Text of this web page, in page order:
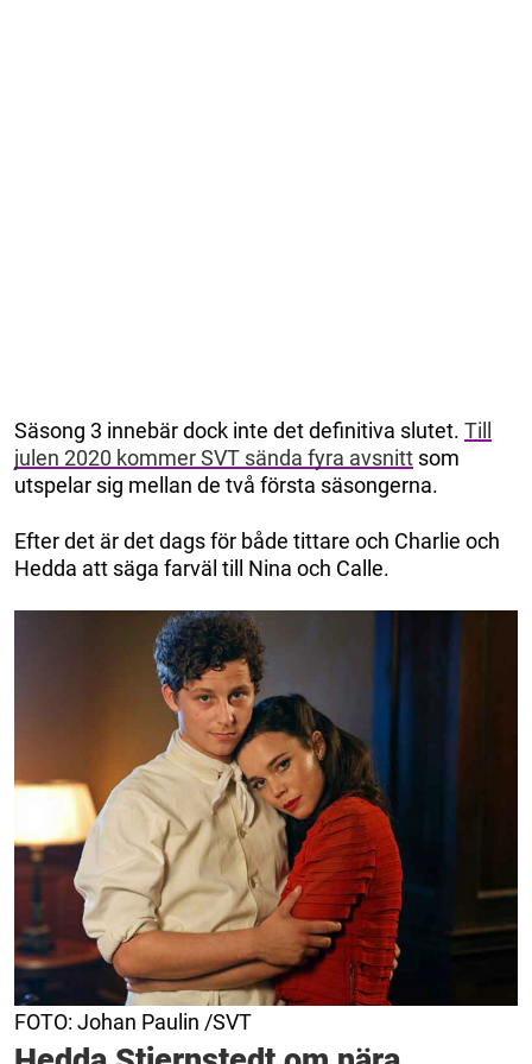
Säsong 3 innebär dock inte det definitiva slutet. Till
julen 2020 kommer SVT sända fyra avsnitt som
utspelar sig mellan de två första säsongerna.
Efter det är det dags för både tittare och Charlie och
Hedda att säga farväl till Nina och Calle.
FOTO: Johan Paulin /SVT